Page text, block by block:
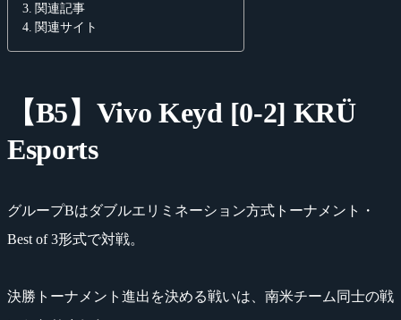
関連記事
関連サイト
【B5】Vivo Keyd [0-2] KRÜ
Esports
グループBはダブルエリミネーション方式トーナメント・
Best of 3形式で対戦。
決勝トーナメント進出を決める戦いは、南米チーム同士の戦